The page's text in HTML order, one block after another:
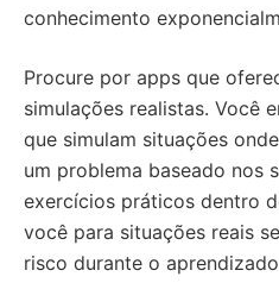
conhecimento
Procure por apps que
simulações realistas. Você
que simulam situações
um problema baseado nos
exercícios práticos dentro
você para situações reais
risco durante o